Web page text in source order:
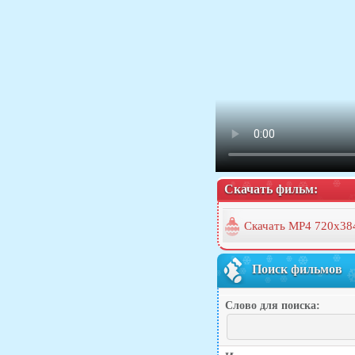
Скачать фильм:
Скачать MP4
Поиск фильмов
Слово для поиска: